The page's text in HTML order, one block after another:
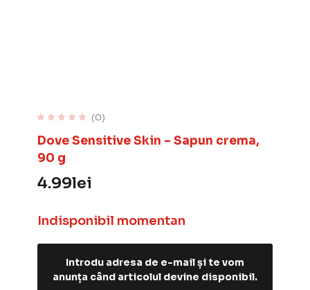
(0)
Dove Sensitive Skin – Sapun crema,
90 g
4.99lei
Indisponibil momentan
Introdu adresa de e-mail și te vom
anunța când articolul devine disponibil.